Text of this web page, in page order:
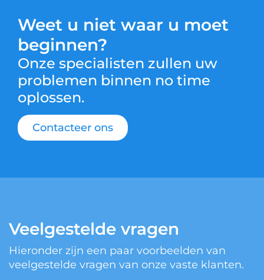
Weet u niet waar u moet
beginnen?
Onze specialisten zullen uw
problemen binnen no time
oplossen.
Contacteer ons
Veelgestelde vragen
Hieronder zijn een paar voorbeelden van
veelgestelde vragen van onze vaste klanten.